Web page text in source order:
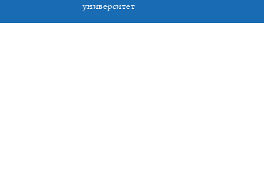
университет